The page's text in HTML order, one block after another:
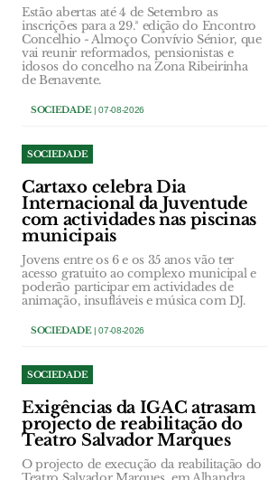
Estão abertas até 4 de Setembro as
inscrições para a 29.ª edição do Encontro
Concelhio - Almoço Convívio Sénior, que
vai reunir reformados, pensionistas e
idosos do concelho na Zona Ribeirinha
de Benavente.
SOCIEDADE| 07-08-2026
SOCIEDADE
Cartaxo celebra Dia
Internacional da Juventude
com actividades nas piscinas
municipais
Jovens entre os 6 e os 35 anos vão ter
acesso gratuito ao complexo municipal e
poderão participar em actividades de
animação, insufláveis e música com DJ.
SOCIEDADE| 07-08-2026
SOCIEDADE
Exigências da IGAC atrasam
projecto de reabilitação do
Teatro Salvador Marques
O projecto de execução da reabilitação do